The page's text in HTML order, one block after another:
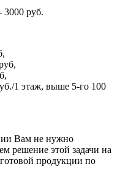
3000 руб.
1 этаж, выше 5-го 100
Вам не нужно
решение этой задачи на
продукции по